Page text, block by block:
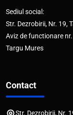
Sediul social:
Str. Dezrobirii, Nr. 19,
Aviz de functionare
Targu Mures
Contact
Str. Dezrobirii, Nr.